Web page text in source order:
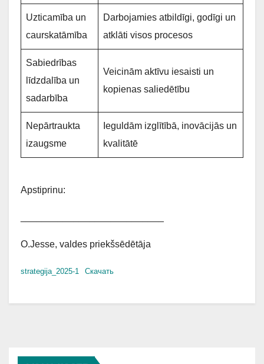
Uzticamība un
caurskatāmība
Darbojamies atbildīgi, godīgi un
atklāti visos procesos
Sabiedrības
līdzdalība un
sadarbība
Veicinām aktīvu iesaisti un
kopienas saliedētību
Nepārtraukta
izaugsme
Ieguldām izglītībā, inovācijās un
kvalitātē
Apstiprinu:
O.Jesse, valdes priekšsēdētāja
strategija_2025-1 Скачать